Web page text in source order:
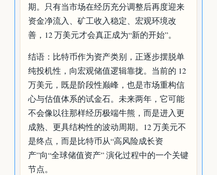
期。只有当市场在经历充分调整后再度迎来
资金净流入、矿工收入稳定、宏观环境改
善，12 万美元才会真正成为“新的开始”。
结语：比特币作为资产类别，正逐步摆脱单
纯投机性，向宏观储值逻辑靠拢。当前的 12
万美元，既是阶段性巅峰，也是市场重构信
心与估值体系的试金石。未来两年，它可能
不会像以往那样经历极端牛熊，而是进入更
成熟、更具结构性的波动周期。12 万美元不
是终点，而是比特币从“高风险成长资
产”向“全球储值资产” 演化过程中的一个关键
节点。